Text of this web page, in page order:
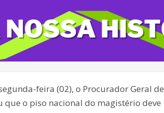
feira (02), o Procurador Geral de
que o piso nacional do magistério deve